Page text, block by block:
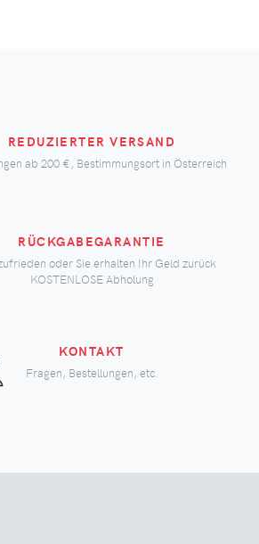
REDUZIERTER VERSAND
ab 200 €, Bestimmungsort in Österreich
RÜCKGABEGARANTIE
oder Sie erhalten Ihr Geld zurück
KOSTENLOSE Abholung
KONTAKT
Fragen, Bestellungen, etc.